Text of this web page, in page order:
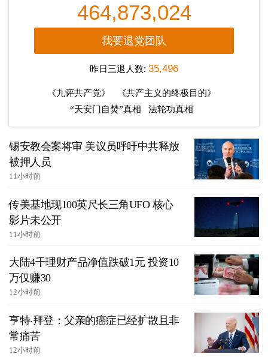
464,873,024
我要退党团队
昨日三退人数: 35,496
《九评共产党》
《共产主义的终极目的》
“天安门自焚”真相
法轮功真相
锡安教会案将审 美议员呼吁中共释放
被押人员
11小时前
传美基地现100英尺长三角UFO 核心
影片未公开
11小时前
大陆4千理财产品净值跌破1元 投资10
万仅赚30
12小时前
亨特‧拜登：父亲的癌症已经扩散且非
常痛苦
12小时前